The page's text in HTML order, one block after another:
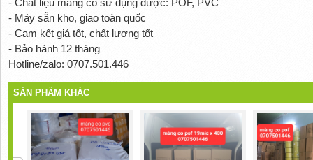
- Máy sẵn kho, giao toàn quốc
- Cam kết giá tốt, chất lượng tốt
- Bảo hành 12 tháng
Hotline/zalo: 0707.501.446
SẢN PHẨM KHÁC